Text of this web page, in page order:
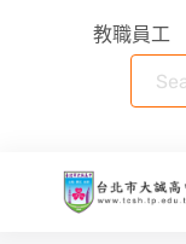
教職員工